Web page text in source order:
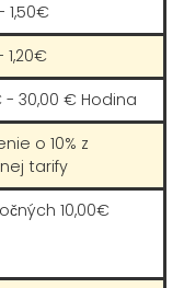
1,50€
1,20€
- 30,00 € Hodina
o 10% z
tarify
10,00€